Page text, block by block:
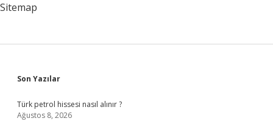
Sitemap
Sidebar
Son Yazılar
Türk petrol hissesi nasıl alınır ?
Ağustos 8, 2026